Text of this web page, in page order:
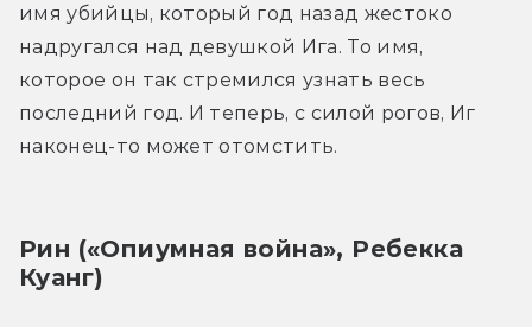
имя убийцы, который год назад жестоко
надругался над девушкой Ига. То имя,
которое он так стремился узнать весь
последний год. И теперь, с силой рогов, Иг
наконец-то может отомстить.
Рин («Опиумная война», Ребекка
Куанг)